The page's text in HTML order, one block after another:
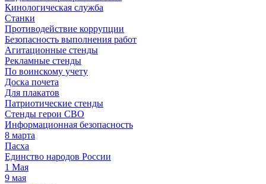
Кинологическая служба
Станки
Противодействие коррупции
Безопасность выполнения работ
Агитационные стенды
Рекламные стенды
По воинскому учету
Доска почета
Для плакатов
Патриотические стенды
Стенды герои СВО
Информационная безопасность
8 марта
Пасха
Единство народов России
1 Мая
9 мая